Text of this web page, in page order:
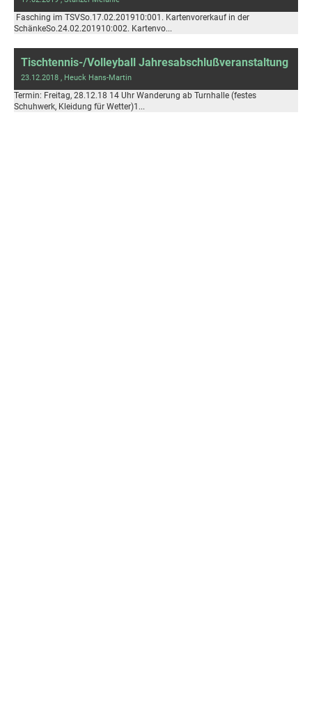
Fasching im TSVSo.17.02.201910:001. Kartenvorerkauf in der
SchänkeSo.24.02.201910:002. Kartenvo...
Tischtennis-/Volleyball Jahresabschlußveranstaltung
23.12.2018 , Heuck Hans-Martin
Termin: Freitag, 28.12.18 14 Uhr Wanderung ab Turnhalle (festes
Schuhwerk, Kleidung für Wetter)1...